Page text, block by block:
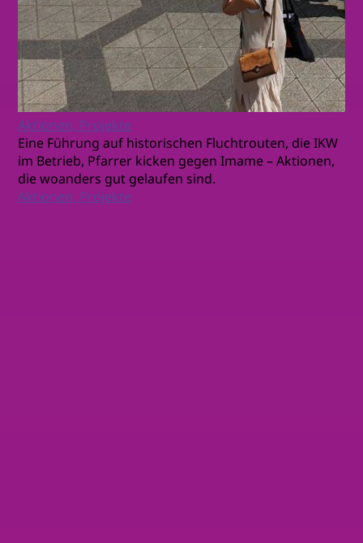
Aktionen, Projekte
Eine Führung auf historischen Fluchtrouten, die IKW
im Betrieb, Pfarrer kicken gegen Imame – Aktionen,
die woanders gut gelaufen sind.
Aktionen, Projekte